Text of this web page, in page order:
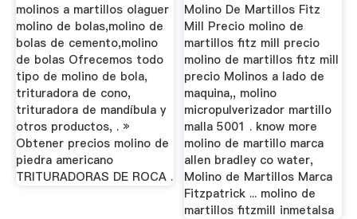
molinos a martillos olaguer
molino de bolas,molino de
bolas de cemento,molino
de bolas Ofrecemos todo
tipo de molino de bola,
trituradora de cono,
trituradora de mandíbula y
otros productos, . »
Obtener precios molino de
piedra americano
TRITURADORAS DE ROCA .
Molino De Martillos Fitz
Mill Precio molino de
martillos fitz mill precio
molino de martillos fitz mill
precio Molinos a lado de
maquina,, molino
micropulverizador martillo
malla 5001 . know more
molino de martillo marca
allen bradley co water,
Molino de Martillos Marca
Fitzpatrick ... molino de
martillos fitzmill inmetalsa